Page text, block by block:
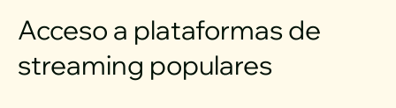
Acceso a plataformas de
streaming populares